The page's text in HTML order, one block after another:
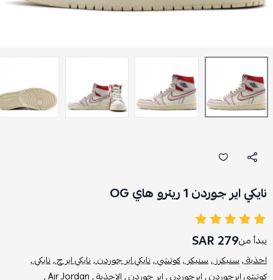
نايكي اير جوردن 1 ريترو هاي OG
يبدأ من279 SAR
احذية ,سنيكرز ,سنيكر ,كوتشي ,نايكي اير جوردن ,نايكي اير ج ,نايكي ,
كوتشي ايرجوردن ,ايرجوردن ,اير جوردن ,الاحذية ,Air Jordan ,